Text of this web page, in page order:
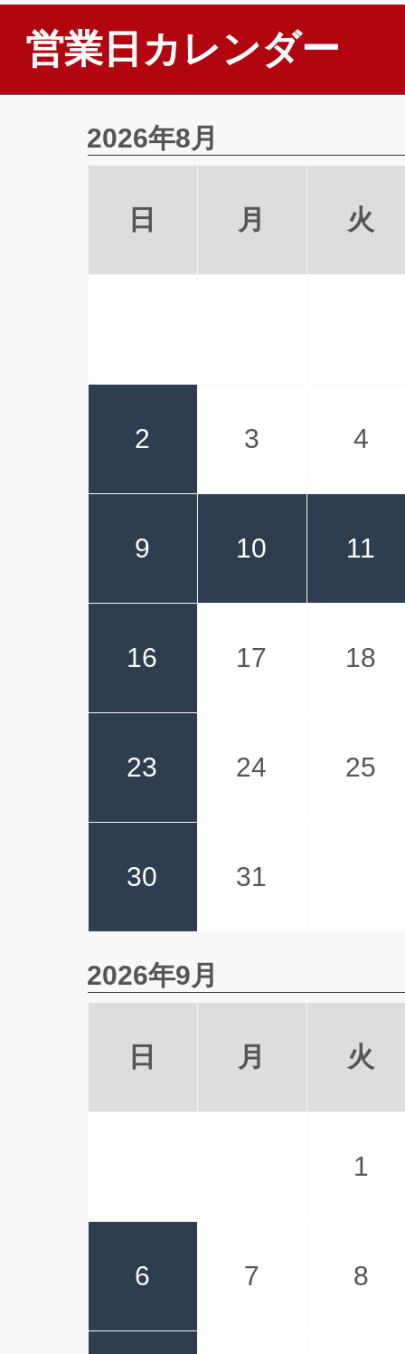
営業日カレンダー
2026年8月
日 月 火
2 3 4
9 10 11
16 17 18
23 24 25
30 31
2026年9月
日 月 火
1
6 7 8